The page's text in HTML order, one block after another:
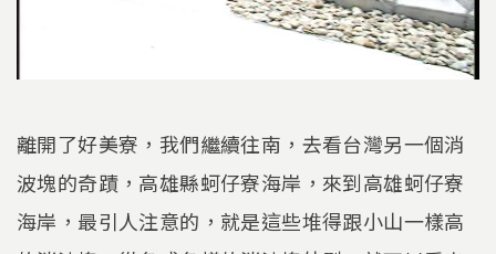
離開了好美寮，我們繼續往南，去看台灣另一個消
波塊的奇蹟，高雄縣蚵仔寮海岸，來到高雄蚵仔寮
海岸，最引人注意的，就是這些堆得跟小山一樣高